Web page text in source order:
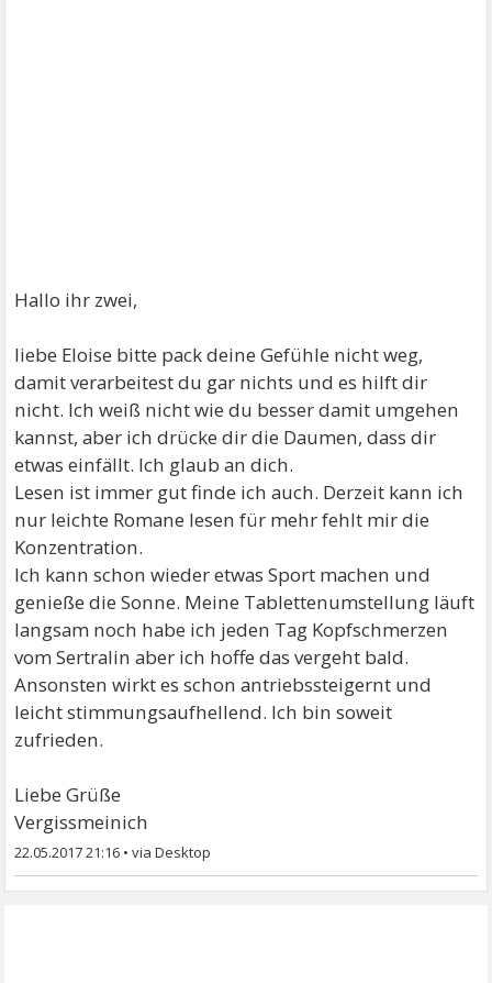
Hallo ihr zwei,
liebe Eloise bitte pack deine Gefühle nicht weg,
damit verarbeitest du gar nichts und es hilft dir
nicht. Ich weiß nicht wie du besser damit umgehen
kannst, aber ich drücke dir die Daumen, dass dir
etwas einfällt. Ich glaub an dich.
Lesen ist immer gut finde ich auch. Derzeit kann ich
nur leichte Romane lesen für mehr fehlt mir die
Konzentration.
Ich kann schon wieder etwas Sport machen und
genieße die Sonne. Meine Tablettenumstellung läuft
langsam noch habe ich jeden Tag Kopfschmerzen
vom Sertralin aber ich hoffe das vergeht bald.
Ansonsten wirkt es schon antriebssteigernt und
leicht stimmungsaufhellend. Ich bin soweit
zufrieden.
Liebe Grüße
Vergissmeinich
22.05.2017 21:16 •